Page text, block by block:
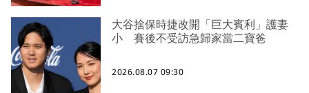
大谷捨保時捷改開「巨大賓利」護妻
小 賽後不受訪急歸家當二寶爸
2026.08.07 09:30